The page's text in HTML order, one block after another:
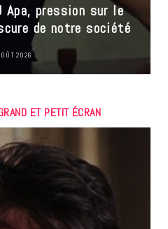
Apa, pression sur le
de notre société
2026
ET PETIT ÉCRAN